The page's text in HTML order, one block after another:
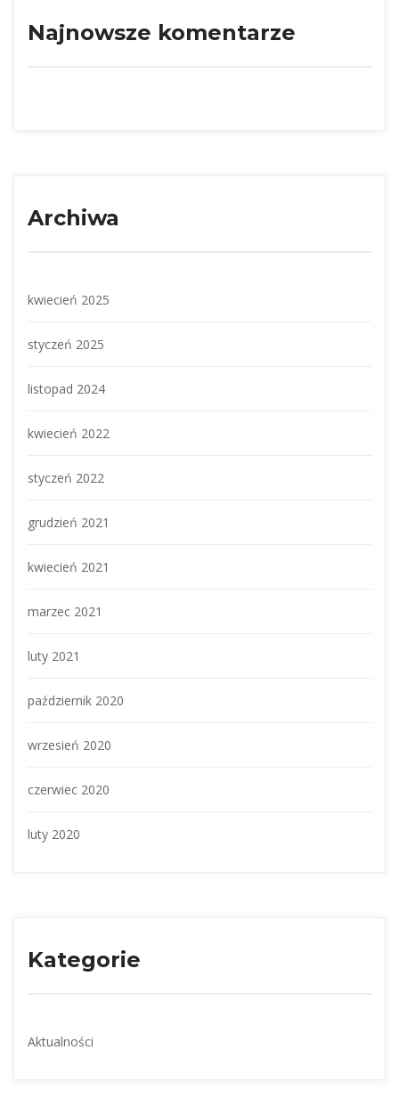
Najnowsze komentarze
Archiwa
kwiecień 2025
tyczeń 2025
listopad 2024
kwiecień 2022
tyczeń 2022
grudzień 2021
kwiecień 2021
marzec 2021
luty 2021
październik 2020
wrzesień 2020
czerwiec 2020
luty 2020
Kategorie
Aktualności